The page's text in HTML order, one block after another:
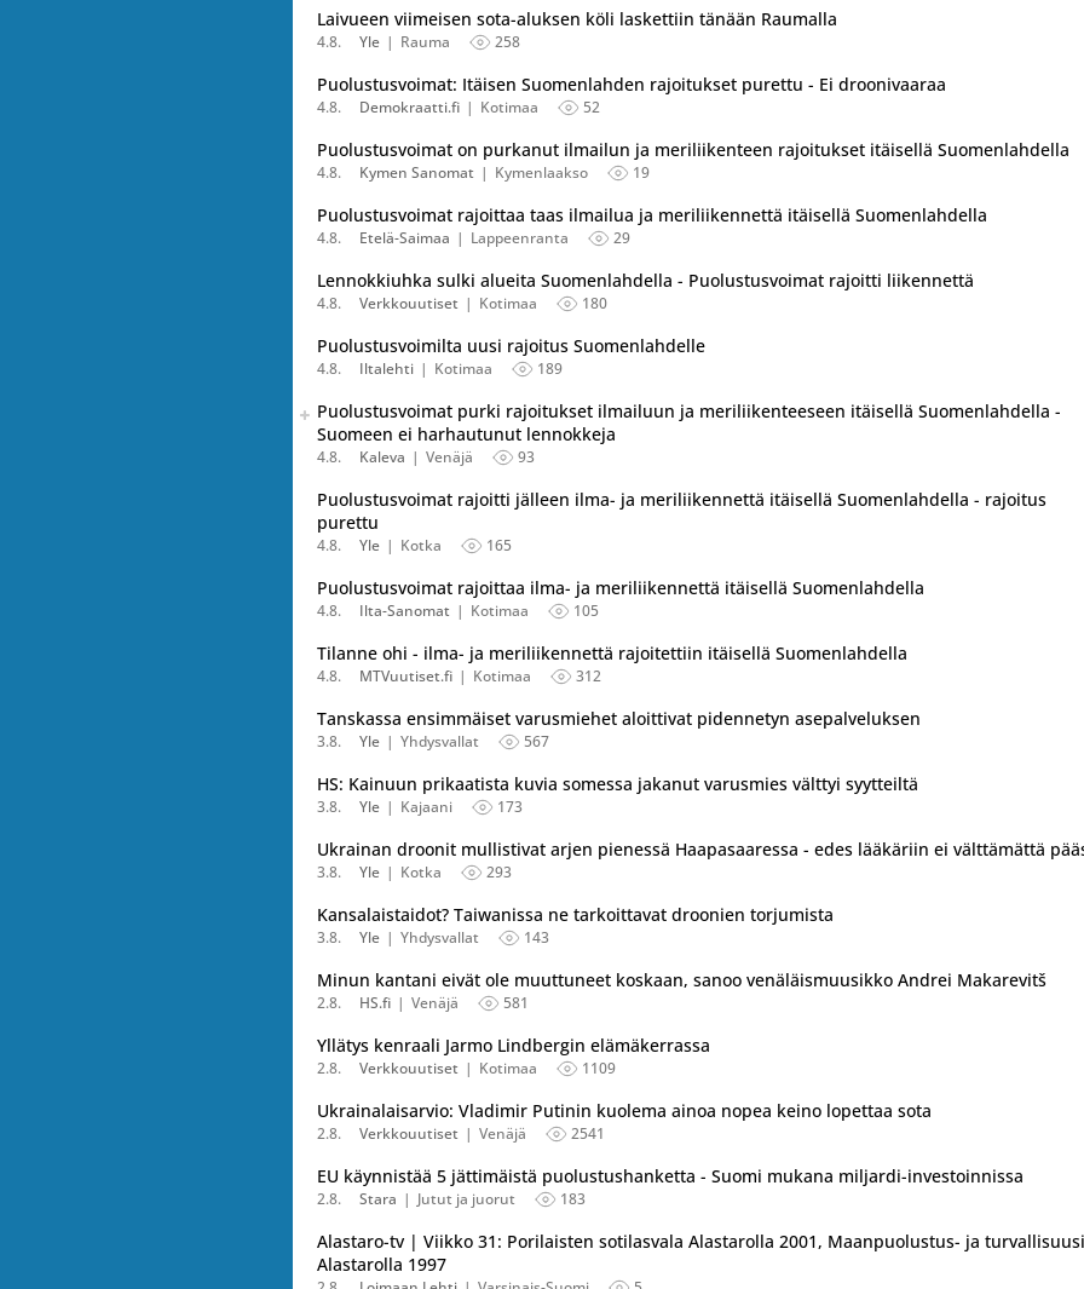
Laivueen viimeisen sota-aluksen köli laskettiin tänään Raumalla
4.8. Yle Rauma 258
Puolustusvoimat: Itäisen Suomenlahden rajoitukset purettu - Ei droonivaaraa
4.8. Demokraatti.fi Kotimaa 52
Puolustusvoimat on purkanut ilmailun ja meriliikenteen rajoitukset itäisellä Suomenlahdella
4.8. Kymen Sanomat Kymenlaakso 19
Puolustusvoimat rajoittaa taas ilmailua ja meriliikennettä itäisellä Suomenlahdella
4.8. Etelä-Saimaa Lappeenranta 29
Lennokkiuhka sulki alueita Suomenlahdella - Puolustusvoimat rajoitti liikennettä
4.8. Verkkouutiset Kotimaa 180
Puolustusvoimilta uusi rajoitus Suomenlahdelle
4.8. Iltalehti Kotimaa 189
Seuraava uutinen on julkaistu useassa eri lähteessä.
Listaa uutisen kaikki versiot
Puolustusvoimat purki rajoitukset ilmailuun ja meriliikenteeseen itäisellä Suomenlahdella -
Suomeen ei harhautunut lennokkeja
4.8. Kaleva Venäjä 93
Puolustusvoimat rajoitti jälleen ilma- ja meriliikennettä itäisellä Suomenlahdella - rajoitus
purettu
4.8. Yle Kotka 165
Puolustusvoimat rajoittaa ilma- ja meriliikennettä itäisellä Suomenlahdella
4.8. Ilta-Sanomat Kotimaa 105
Tilanne ohi - ilma- ja meriliikennettä rajoitettiin itäisellä Suomenlahdella
4.8. MTVuutiset.fi Kotimaa 312
Tanskassa ensimmäiset varusmiehet aloittivat pidennetyn asepalveluksen
3.8. Yle Yhdysvallat 567
HS: Kainuun prikaatista kuvia somessa jakanut varusmies välttyi syytteiltä
3.8. Yle Kajaani 173
Ukrainan droonit mullistivat arjen pienessä Haapasaaressa - edes lääkäriin ei välttämättä
3.8. Yle Kotka 293
Kansalaistaidot? Taiwanissa ne tarkoittavat droonien torjumista
3.8. Yle Yhdysvallat 143
Minun kantani eivät ole muuttuneet koskaan, sanoo venäläismuusikko Andrei Makarevitš
2.8. HS.fi Venäjä 581
Yllätys kenraali Jarmo Lindbergin elämäkerrassa
2.8. Verkkouutiset Kotimaa 1109
Ukrainalaisarvio: Vladimir Putinin kuolema ainoa nopea keino lopettaa sota
2.8. Verkkouutiset Venäjä 2541
EU käynnistää 5 jättimäistä puolustushanketta - Suomi mukana miljardi-investoinnissa
2.8. Stara Jutut ja juorut 183
Alastaro-tv | Viikko 31: Porilaisten sotilasvala Alastarolla 2001, Maanpuolustus- ja
Alastarolla 1997